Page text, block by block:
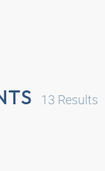
13 Results